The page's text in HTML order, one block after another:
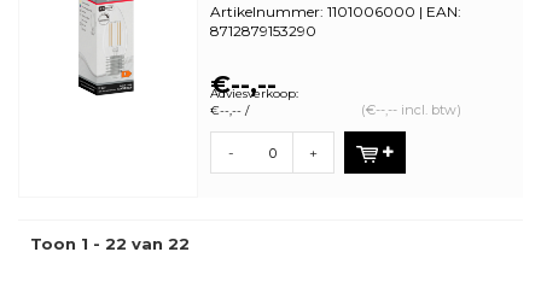
Artikelnummer: 1101006000 | EAN:
8712879153290
€--,--
Adviesverkoop:
€--,-- /
(€--,-- incl. btw)
- +
Toon 1 - 22 van 22